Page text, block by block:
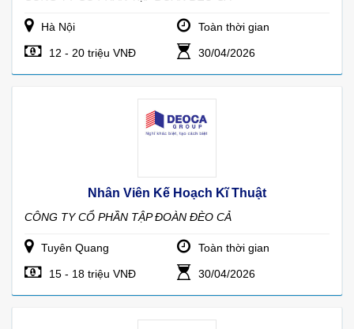
Hà Nội Toàn thời gian
12 - 20 triệu VNĐ 30/04/2026
Nhân Viên Kế Hoạch Kĩ Thuật
CÔNG TY CỔ PHẦN TẬP ĐOÀN ĐÈO CẢ
Tuyên Quang Toàn thời gian
15 - 18 triệu VNĐ 30/04/2026